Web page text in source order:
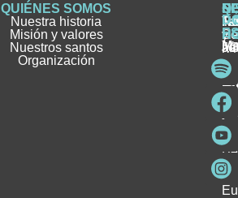
QUIÉNES SOMOS
Nuestra historia
Misión y valores
Nuestros santos
Organización
e
y
y